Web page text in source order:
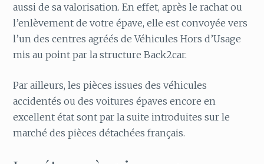
aussi de sa valorisation. En effet, après le rachat ou
l’enlèvement de votre épave, elle est convoyée vers
l’un des centres agréés de Véhicules Hors d’Usage
mis au point par la structure Back2car.
Par ailleurs, les pièces issues des véhicules
accidentés ou des voitures épaves encore en
excellent état sont par la suite introduites sur le
marché des pièces détachées français.